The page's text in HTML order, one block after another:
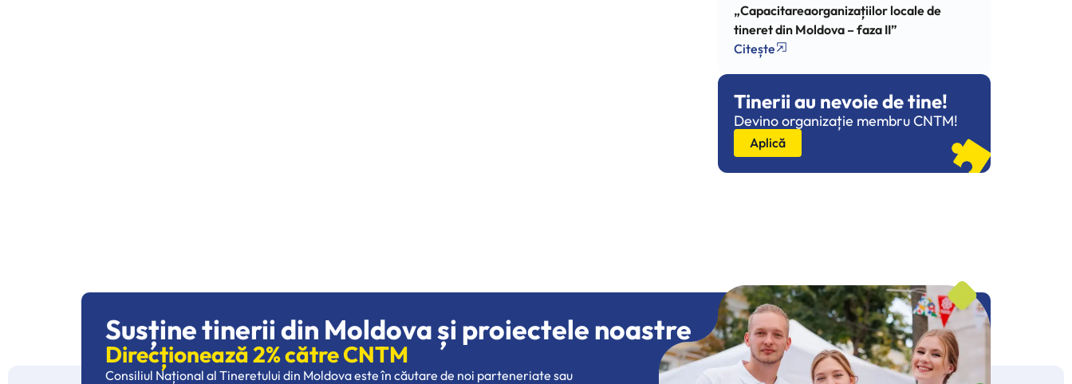
„Capacitareaorganizațiilor locale de
tineret din Moldova – faza II”
Citește
Tinerii au nevoie de tine!
Devino organizație membru CNTM!
Aplică
Susține tinerii din Moldova și proiectele noastre
Direcționează 2% către CNTM
Consiliul Național al Tineretului din Moldova este în căutare de noi parteneriate sau